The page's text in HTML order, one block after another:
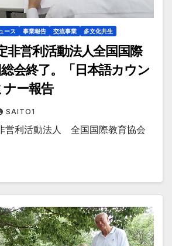
ース 事業報告 交流事業 多文化共生
非営利活動法人全国国際
会終了。「日本語カウン
ー報告
SAITO1
営利活動法人 全国国際教育協会